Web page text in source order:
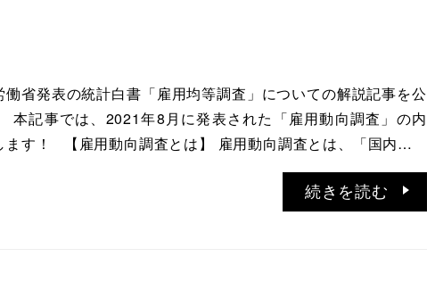
働省発表の統計白書「雇用均等調査」についての解説記事を公
本記事では、2021年8月に発表された「雇用動向調査」の内
ます！ 【雇用動向調査とは】 雇用動向調査とは、「国内…
続きを読む